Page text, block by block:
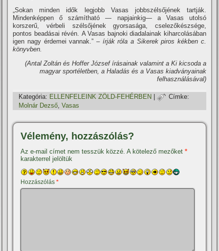
„Sokan minden idők legjobb Vasas jobbszélsőjének tartják.
Mindenképpen ő számí­tható — napjainkig— a Vasas utolsó
korszerű, vérbeli szélsőjének gyorsasága, cselezőkészsége,
pontos beadásai révén. A Vasas bajnoki diadalainak kiharcolásában
igen nagy érdemei vannak.” – í­rják róla a Sikerek piros kékben c.
könyvben.
(Antal Zoltán és Hoffer József í­rásainak valamint a Ki kicsoda a
magyar sportéletben, a Haladás és a Vasas kiadványainak
felhasználásával)
Kategória: ELLENFELEINK ZÖLD-FEHÉRBEN |
Címke:
Molnár Dezső,Vasas
Vélemény, hozzászólás?
Az e-mail címet nem tesszük közzé. A kötelező mezőket*
karakterrel jelöltük
Hozzászólás*